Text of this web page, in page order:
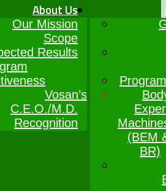
About Us
Our Mission
Scope
Results
Vosan’s
C.E.O./M.D.
Recognition
(BEM
BR)